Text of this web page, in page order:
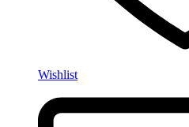
Wishlist